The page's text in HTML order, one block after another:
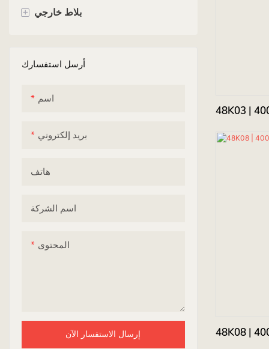
135 سم
بلاط مربع
بلاط سداسي
بلاط مصنوع يدويًا
+ بلاط خارجي
بلاط الحائط
بلاط السقف
أرسل استفسارك
اسم
بريد إلكتروني
هاتف
اسم الشركة
المحتوى
إرسال الاستفسار الآن